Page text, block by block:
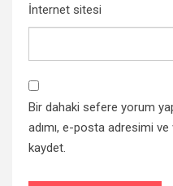
İnternet sitesi
Bir dahaki sefere yorum
adımı, e-posta adresimi
kaydet.